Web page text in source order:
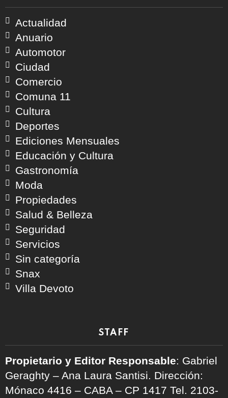
Actualidad
Anuario
Automotor
Ciudad
Comercio
Comuna 11
Cultura
Deportes
Ediciones Mensuales
Educación y Cultura
Gastronomía
Moda
Propiedades
Salud & Belleza
Seguridad
Servicios
Sin categoría
Snax
Villa Devoto
STAFF
Propietario y Editor Responsable: Gabriel
Geraghty – Ana Laura Santisi. Dirección:
Mónaco 4416 – CABA – CP 1417 Tel. 2103-